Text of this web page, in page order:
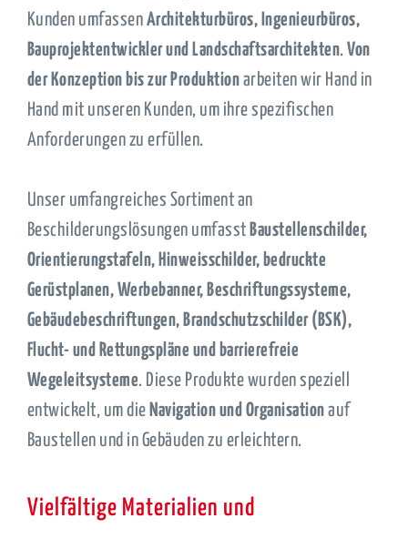
Kunden umfassen Architekturbüros, Ingenieurbüros,
Bauprojektentwickler und Landschaftsarchitekten.Von
der Konzeption bis zur Produktion arbeiten wir Hand in
Hand mit unseren Kunden, um ihre spezifischen
Anforderungen zu erfüllen.
Unser umfangreiches Sortiment an
Beschilderungslösungen umfasst Baustellenschilder,
Orientierungstafeln, Hinweisschilder, bedruckte
Gerüstplanen, Werbebanner, Beschriftungssysteme,
Gebäudebeschriftungen, Brandschutzschilder (BSK),
Flucht- und Rettungspläne und barrierefreie
Wegeleitsysteme. Diese Produkte wurden speziell
entwickelt, um die Navigation und Organisation auf
Baustellen und in Gebäuden zu erleichtern.
Vielfältige Materialien und